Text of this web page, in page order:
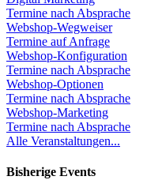
Termine nach Absprache
Webshop-Wegweiser
Termine auf Anfrage
Webshop-Konfiguration
Termine nach Absprache
Webshop-Optionen
Termine nach Absprache
Webshop-Marketing
Termine nach Absprache
Alle Veranstaltungen...
Bisherige Events